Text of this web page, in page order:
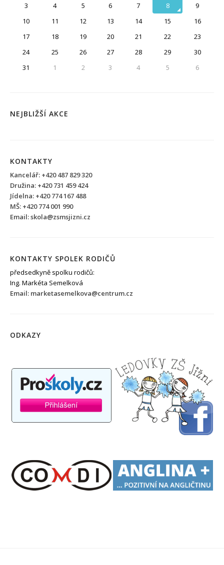
3
4 5 6 7 8
9
10
11 12 13 14 15
16
17
18 19 20 21 22
23
24
25 26 27 28 29
30
31
1 2 3 4 5 6
NEJBLIŽŠÍ AKCE
KONTAKTY
Kancelář: +420 487 829 320
Družina: +420 731 459 424
Jídelna: +420 774 167 488
MŠ: +420 774 001 990
Email: skola@zsmsjizni.cz
KONTAKTY SPOLEK RODIČŮ
předsedkyně spolku rodičů:
Ing. Markéta Semelková
Email: marketasemelkova@centrum.cz
ODKAZY